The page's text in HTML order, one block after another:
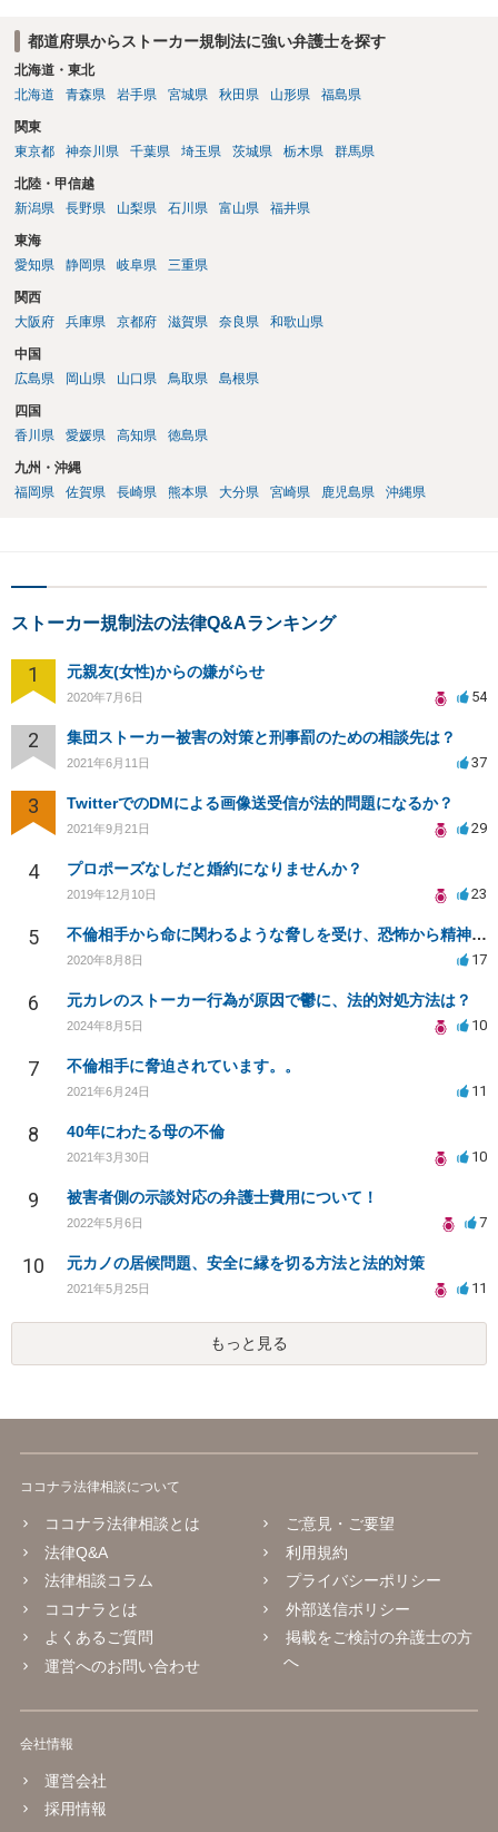
都道府県からストーカー規制法に強い弁護士を探す
北海道・東北
北海道
青森県 岩手県 宮城県 秋田県 山形県 福島県
関東
東京都
神奈川県 千葉県 埼玉県 茨城県 栃木県 群馬県
北陸・甲信越
新潟県
長野県 山梨県 石川県 富山県 福井県
東海
愛知県
静岡県 岐阜県 三重県
関西
大阪府
兵庫県 京都府 滋賀県 奈良県 和歌山県
中国
広島県
岡山県 山口県 鳥取県 島根県
四国
香川県
愛媛県 高知県 徳島県
九州・沖縄
福岡県
佐賀県 長崎県 熊本県 大分県 宮崎県 鹿児島県 沖縄県
ストーカー規制法の法律Q&Aランキング
1 元親友(女性)からの嫌がらせ
2020年7月6日 54
2 集団ストーカー被害の対策と刑事罰のための相談先は？
2021年6月11日 37
3 TwitterでのDMによる画像送受信が法的問題になるか？
2021年9月21日 29
4 プロポーズなしだと婚約になりませんか？
2019年12月10日 23
5 不倫相手から命に関わるような脅しを受け、恐怖から精神的にまいっています。
2020年8月8日 17
6 元カレのストーカー行為が原因で鬱に、法的対処方法は？
2024年8月5日 10
7 不倫相手に脅迫されています。。
2021年6月24日 11
8 40年にわたる母の不倫
2021年3月30日 10
9 被害者側の示談対応の弁護士費用について！
2022年5月6日 7
10 元カノの居候問題、安全に縁を切る方法と法的対策
2021年5月25日 11
もっと見る
ココナラ法律相談について
ココナラ法律相談とは
法律Q&A
法律相談コラム
ココナラとは
よくあるご質問
運営へのお問い合わせ
ご意見・ご要望
利用規約
プライバシーポリシー
外部送信ポリシー
掲載をご検討の弁護士の方
へ
会社情報
運営会社
採用情報